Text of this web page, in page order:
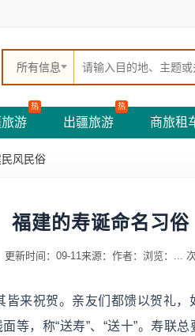
所有信息
游
热
出疆旅游
热
商旅租
风民俗
福建的寿诞命名习俗
更新时间：09-11来源： 作者： 浏览： ... 次
来祝贺。亲友们都馈以贺礼
等，称“送寿”、“送十”。寿联